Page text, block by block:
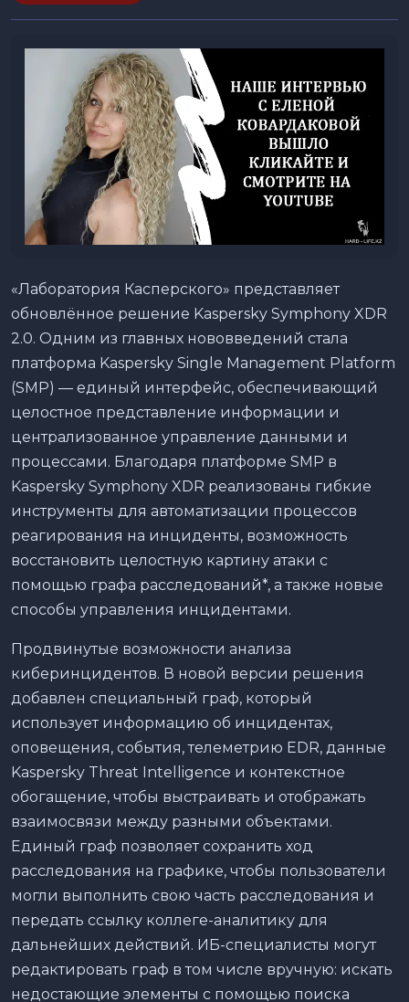
«Лаборатория Касперского» представляет
обновлённое решение Kaspersky Symphony XDR
2.0. Одним из главных нововведений стала
платформа Kaspersky Single Management Platform
(SMP) — единый интерфейс, обеспечивающий
целостное представление информации и
централизованное управление данными и
процессами. Благодаря платформе SMP в
Kaspersky Symphony XDR реализованы гибкие
инструменты для автоматизации процессов
реагирования на инциденты, возможность
восстановить целостную картину атаки с
помощью графа расследований*, а также новые
способы управления инцидентами.
Продвинутые возможности анализа
киберинцидентов. В новой версии решения
добавлен специальный граф, который
использует информацию об инцидентах,
оповещения, события, телеметрию EDR, данные
Kaspersky Threat Intelligence и контекстное
обогащение, чтобы выстраивать и отображать
взаимосвязи между разными объектами.
Единый граф позволяет сохранить ход
расследования на графике, чтобы пользователи
могли выполнить свою часть расследования и
передать ссылку коллеге-аналитику для
дальнейших действий. ИБ-специалисты могут
редактировать граф в том числе вручную: искать
недостающие элементы с помощью поиска